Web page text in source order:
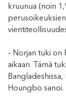
kruunua (noin
– Norjan tuki on
aikaan. Tämä
Houngbo sanoi.